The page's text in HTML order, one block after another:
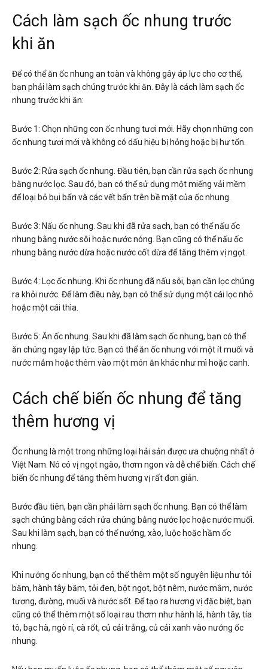
Cách làm sạch ốc nhung trước
khi ăn
Để có thể ăn ốc nhung an toàn và không gây áp lực cho cơ thể,
bạn phải làm sạch chúng trước khi ăn. Đây là cách làm sạch ốc
nhung trước khi ăn:
Bước 1: Chọn những con ốc nhung tươi mới. Hãy chọn những con
ốc nhung tươi mới và không có dấu hiệu bị hỏng hoặc bị hư tổn.
Bước 2: Rửa sạch ốc nhung. Đầu tiên, bạn cần rửa sạch ốc nhung
bằng nước lọc. Sau đó, bạn có thể sử dụng một miếng vải mềm
để loại bỏ bụi bẩn và các vết bẩn trên bề mặt của ốc nhung.
Bước 3: Nấu ốc nhung. Sau khi đã rửa sạch, bạn có thể nấu ốc
nhung bằng nước sôi hoặc nước nóng. Bạn cũng có thể nấu ốc
nhung bằng nước dừa hoặc nước cốt dừa để tăng thêm vị ngọt.
Bước 4: Lọc ốc nhung. Khi ốc nhung đã nấu sôi, bạn cần lọc chúng
ra khỏi nước. Để làm điều này, bạn có thể sử dụng một cái lọc nhỏ
hoặc một cái thìa.
Bước 5: Ăn ốc nhung. Sau khi đã làm sạch ốc nhung, bạn có thể
ăn chúng ngay lập tức. Bạn có thể ăn ốc nhung với một ít muối và
nước mắm hoặc thêm vào một món ăn khác như mì hoặc canh.
Cách chế biến ốc nhung để tăng
thêm hương vị
Ốc nhung là một trong những loại hải sản được ưa chuộng nhất ở
Việt Nam. Nó có vị ngọt ngào, thơm ngon và dễ chế biến. Cách chế
biến ốc nhung để tăng thêm hương vị rất đơn giản.
Bước đầu tiên, bạn cần phải làm sạch ốc nhung. Bạn có thể làm
sạch chúng bằng cách rửa chúng bằng nước lọc hoặc nước muối.
Sau khi làm sạch, bạn có thể nướng, xào, luộc hoặc hầm ốc
nhung.
Khi nướng ốc nhung, bạn có thể thêm một số nguyên liệu như tỏi
băm, hành tây băm, tỏi đen, bột ngọt, bột nêm, nước mắm, nước
tương, đường, muối và nước sốt. Để tạo ra hương vị đặc biệt, bạn
cũng có thể thêm một số loại rau thơm như hành lá, hành tây, tía
tô, bạc hà, ngò rí, cà rốt, củ cải trắng, củ cải xanh vào nướng ốc
nhung.